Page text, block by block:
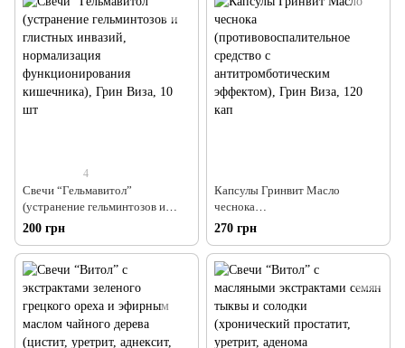
защитных сил организма), Грин
Виза, 120 кап
Виза, 200 мл
4
Свечи “Гельмавитол”
(устранение гельминтозов и
глистных инвазий, нормализация
функционирования кишечника),
Грин Виза, 10 шт
200 грн
Капсулы Гринвит Масло
чеснока
(противовоспалительное
средство с антитромботическим
эффектом), Грин Виза, 120 кап
270 грн